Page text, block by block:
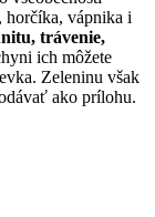
vápnika i
trávenie,
ich môžete
Zeleninu však
ako prílohu.